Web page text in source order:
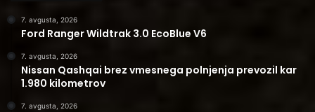
7. avgusta, 2026
Ford Ranger Wildtrak 3.0 EcoBlue V6
7. avgusta, 2026
Nissan Qashqai brez vmesnega polnjenja prevozil kar
1.980 kilometrov
7. avgusta, 2026